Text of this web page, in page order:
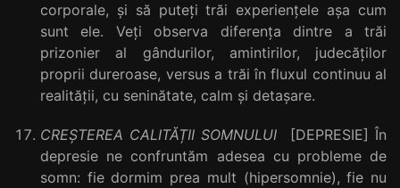
corporale, și să puteți trăi experiențele așa cum
sunt ele. Veți observa diferența dintre a trăi
prizonier al gândurilor, amintirilor, judecăților
proprii dureroase, versus a trăi în fluxul continuu al
realității, cu seninătate, calm și detașare.
CREȘTEREA CALITĂȚII SOMNULUI [DEPRESIE] În
depresie ne confruntăm adesea cu probleme de
somn: fie dormim prea mult (hipersomnie), fie nu